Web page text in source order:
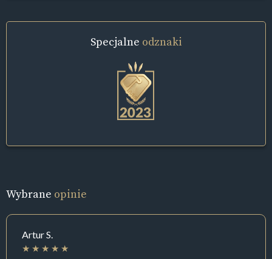
Specjalne odznaki
Wybrane opinie
Artur S.